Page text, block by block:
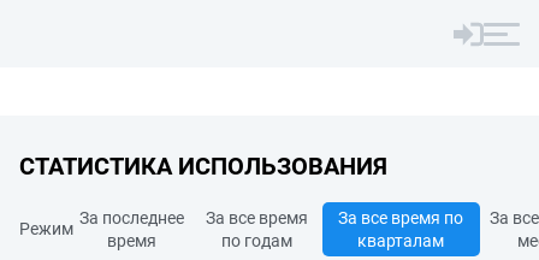
СТАТИСТИКА ИСПОЛЬЗОВАНИЯ
Режим
За последнее
время
За все время
по годам
За все время по
кварталам
За